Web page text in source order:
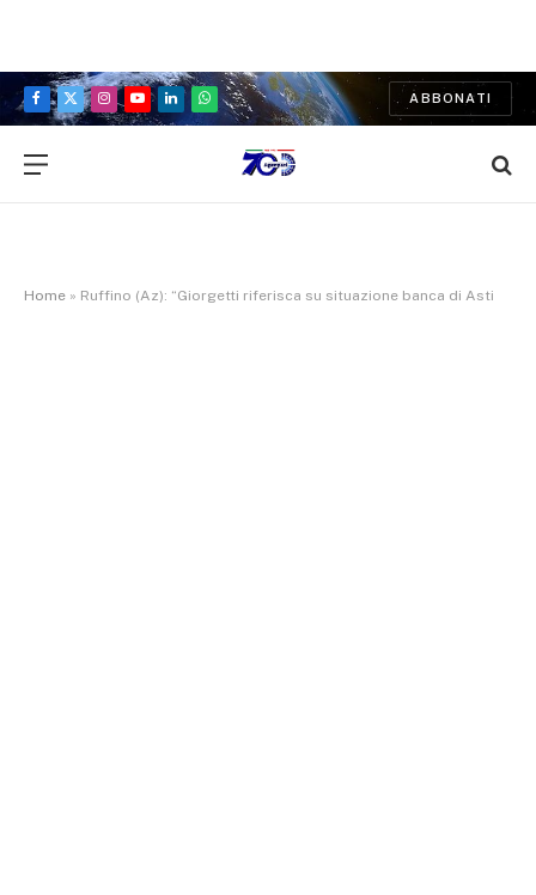
Facebook
X
Instagram
YouTubeLinkedInWhatsApp
ABBONATI
Home » Ruffino (Az): “Giorgetti riferisca su situazione banca di Asti